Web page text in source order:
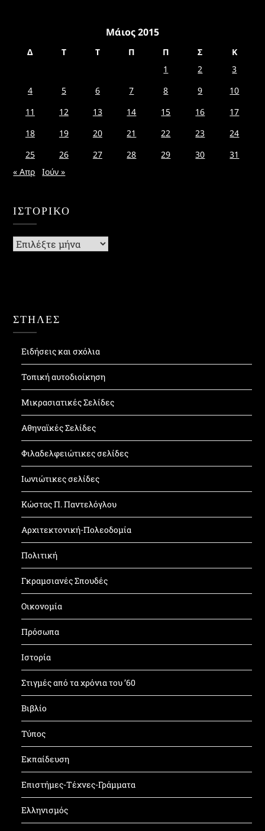
Μάιος 2015
Δ Τ Τ Π Π Σ
Κ
1
2
3
4
5 6 7 8 9
10
11
12 13 14 15 16
17
18
19 20 21 22 23
24
25
26 27 28 29 30
31
« Απρ
Ιούν »
ΙΣΤΟΡΙΚΌ
Ιστορικό
ΣΤΗΛΕΣ
Ειδήσεις και σχόλια
Τοπική αυτοδιοίκηση
Μικρασιατικές Σελίδες
Αθηναϊκές Σελίδες
Φιλαδελφειώτικες σελίδες
Ιωνιώτικες σελίδες
Κώστας Π. Παντελόγλου
Αρχιτεκτονική-Πολεοδομία
Πολιτική
Γκραμσιανές Σπουδές
Οικονομία
Πρόσωπα
Ιστορία
Στιγμές από τα χρόνια του ’60
Βιβλίο
Τύπος
Εκπαίδευση
Επιστήμες-Τέχνες-Γράμματα
Ελληνισμός